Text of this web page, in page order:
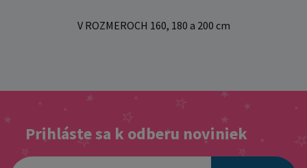
V ROZMEROCH 160, 180 a 200 cm
Prihláste sa k odberu noviniek